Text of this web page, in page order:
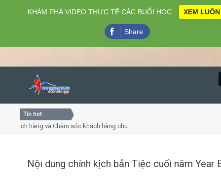
Close
Home
Tin hot
hàng và Chăm sóc khách hàng chuyên nghiệp
Nội dung chính kịch bản Tiệc cuối năm Year
KHÁM PHÁ VIDEO THỰC TẾ CÁC BUỔI HỌC XEM LUÔN
Share